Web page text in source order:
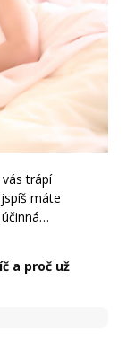
trápí
máte
a proč už